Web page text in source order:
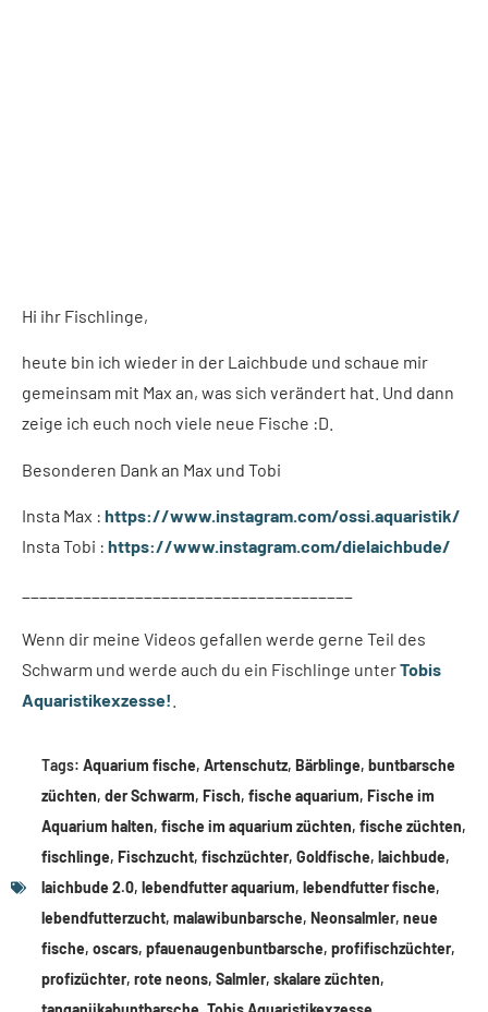
Hi ihr Fischlinge,
heute bin ich wieder in der Laichbude und schaue mir
gemeinsam mit Max an, was sich verändert hat. Und dann
zeige ich euch noch viele neue Fische :D.
Besonderen Dank an Max und Tobi
Insta Max : https://www.instagram.com/ossi.aquaristik/
Insta Tobi : https://www.instagram.com/dielaichbude/
Wenn dir meine Videos gefallen werde gerne Teil des
Schwarm und werde auch du ein Fischlinge unterTobis
Aquaristikexzesse!
Tags: Aquarium fische, Artenschutz, Bärblinge, buntbarsche
züchten, der Schwarm, Fisch, fische aquarium, Fische im
Aquarium halten, fische im aquarium züchten, fische züchten,
fischlinge, Fischzucht, fischzüchter, Goldfische, laichbude,
laichbude 2.0, lebendfutter aquarium, lebendfutter fische,
lebendfutterzucht, malawibunbarsche, Neonsalmler, neue
fische, oscars, pfauenaugenbuntbarsche, profifischzüchter,
profizüchter, rote neons, Salmler, skalare züchten,